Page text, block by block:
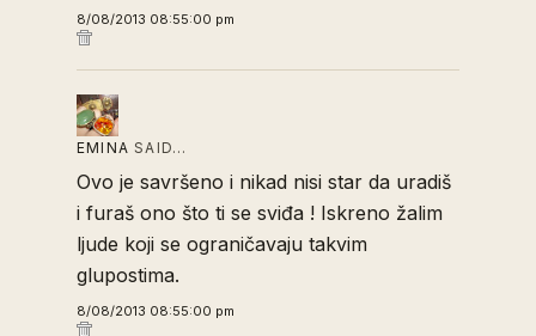
8/08/2013 08:55:00 pm
EMINA SAID…
Ovo je savršeno i nikad nisi star da uradiš
i furaš ono što ti se sviđa ! Iskreno žalim
ljude koji se ograničavaju takvim
glupostima.
8/08/2013 08:55:00 pm